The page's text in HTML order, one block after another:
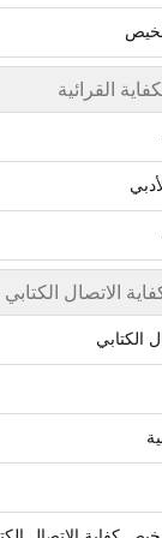
القرائية
الاتصال الكتابي
الكتابي